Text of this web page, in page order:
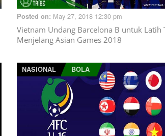
Posted on: May 27, 2018 12:30 pm
Vietnam Undang Barcelona B untuk Latih
Menjelang Asian Games 2018
NASIONAL BOLA